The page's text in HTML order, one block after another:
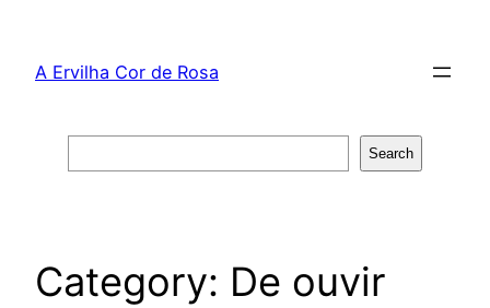
content
A Ervilha Cor de Rosa
Search
Category: De ouvir